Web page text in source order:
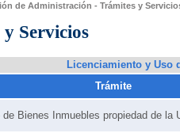
de Administración - Trámites y
Servicios
Licenciamiento y Uso
Trámite
Bienes Inmuebles propiedad de la